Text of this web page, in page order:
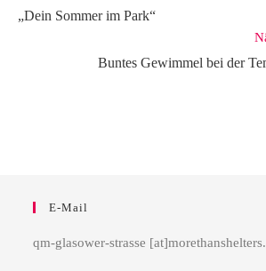
„Dein Sommer im Park“
Buntes Gewimmel bei der
E-Mail
qm-glasower-strasse